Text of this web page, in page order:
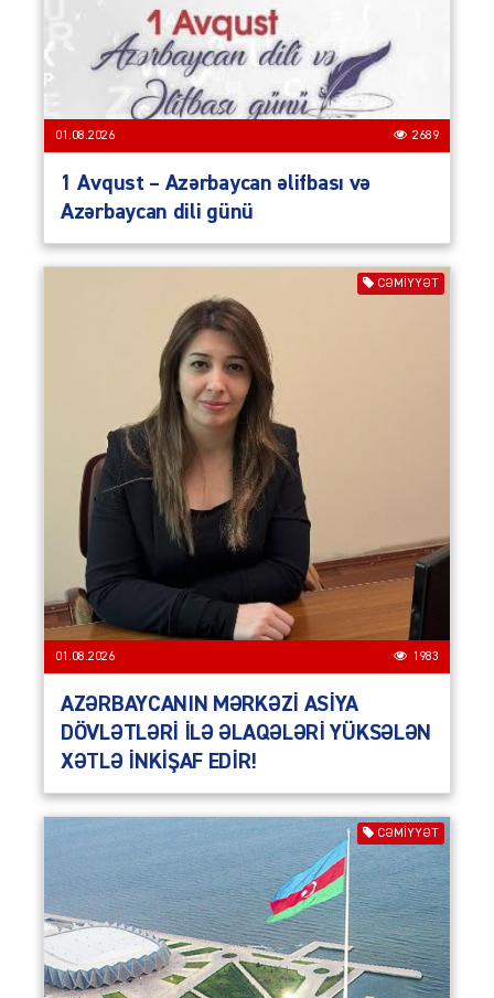
01.08.2026 2689
1 Avqust – Azərbaycan əlifbası və
Azərbaycan dili günü
CƏMIYYƏT
01.08.2026 1983
AZƏRBAYCANIN MƏRKƏZİ ASİYA
DÖVLƏTLƏRİ İLƏ ƏLAQƏLƏRİ YÜKSƏLƏN
XƏTLƏ İNKİŞAF EDİR!
CƏMIYYƏT